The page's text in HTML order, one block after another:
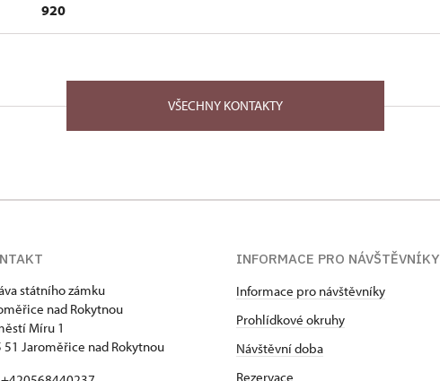
920
Míru 1/, Jaroměřice nad Rokytnou 67551
VŠECHNY KONTAKTY
státního zámku
nad Rokytnou
Míru 1
51 Jaroměřice nad Rokytnou
INFORMACE PRO NÁVŠTĚVNÍKY
Informace pro návštěvníky
Prohlídkové okruhy
Návštěvní doba
Rezervace